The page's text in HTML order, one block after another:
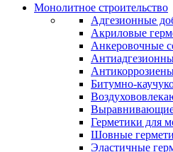
Монолитное строительство
Адгезионные
Акриловые
Анкеровочные
Битумно-
Герметики для
Шовные
Эластичные